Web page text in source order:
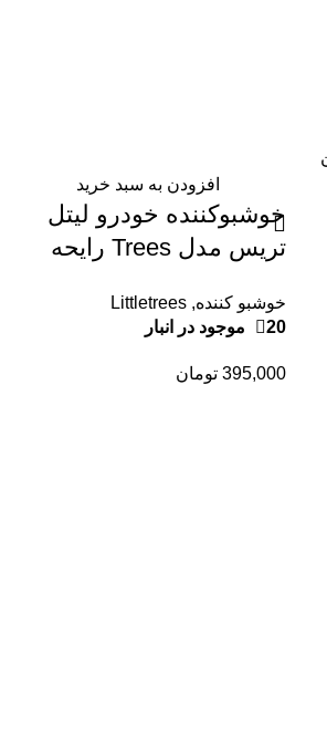
افزودن به سبد خرید
خوشبوکننده خودرو لیتل
تریس مدل Trees رایحه
خوشبو کننده,
Littletrees
20 موجود در انبار
395,000 تومان